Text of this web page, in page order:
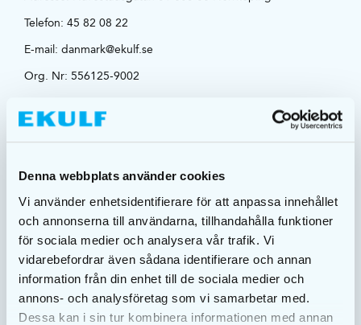
Denna webbplats använder cookies
Vi använder enhetsidentifierare för att anpassa innehållet
och annonserna till användarna, tillhandahålla funktioner
för sociala medier och analysera vår trafik. Vi
vidarebefordrar även sådana identifierare och annan
information från din enhet till de sociala medier och
annons- och analysföretag som vi samarbetar med.
Dessa kan i sin tur kombinera informationen med annan
Telefon: 45 82 08 22
E-mail: danmark@ekulf.se
Org. Nr: 556125-9002
OM OS
Om EKULF
Kontakt os
Mediebank
Bæredygtighed
Tips og råd